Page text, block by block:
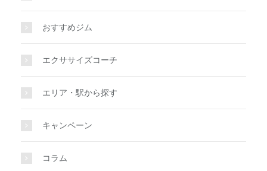
おすすめジム
エクササイズコーチ
エリア・駅から探す
キャンペーン
コラム